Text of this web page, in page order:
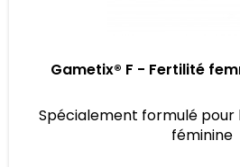
Gametix® F - Fertilité
Spécialement formulé
féminine